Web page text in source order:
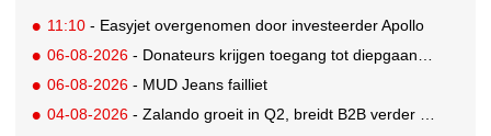
11:10 - Easyjet overgenomen door investeerder Apollo
06-08-2026 - Donateurs krijgen toegang tot diepgaandere informatie over goede doelen
06-08-2026 - MUD Jeans failliet
04-08-2026 - Zalando groeit in Q2, breidt B2B verder uit en innoveert met AI